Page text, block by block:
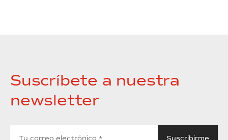
Suscríbete a nuestra
newsletter